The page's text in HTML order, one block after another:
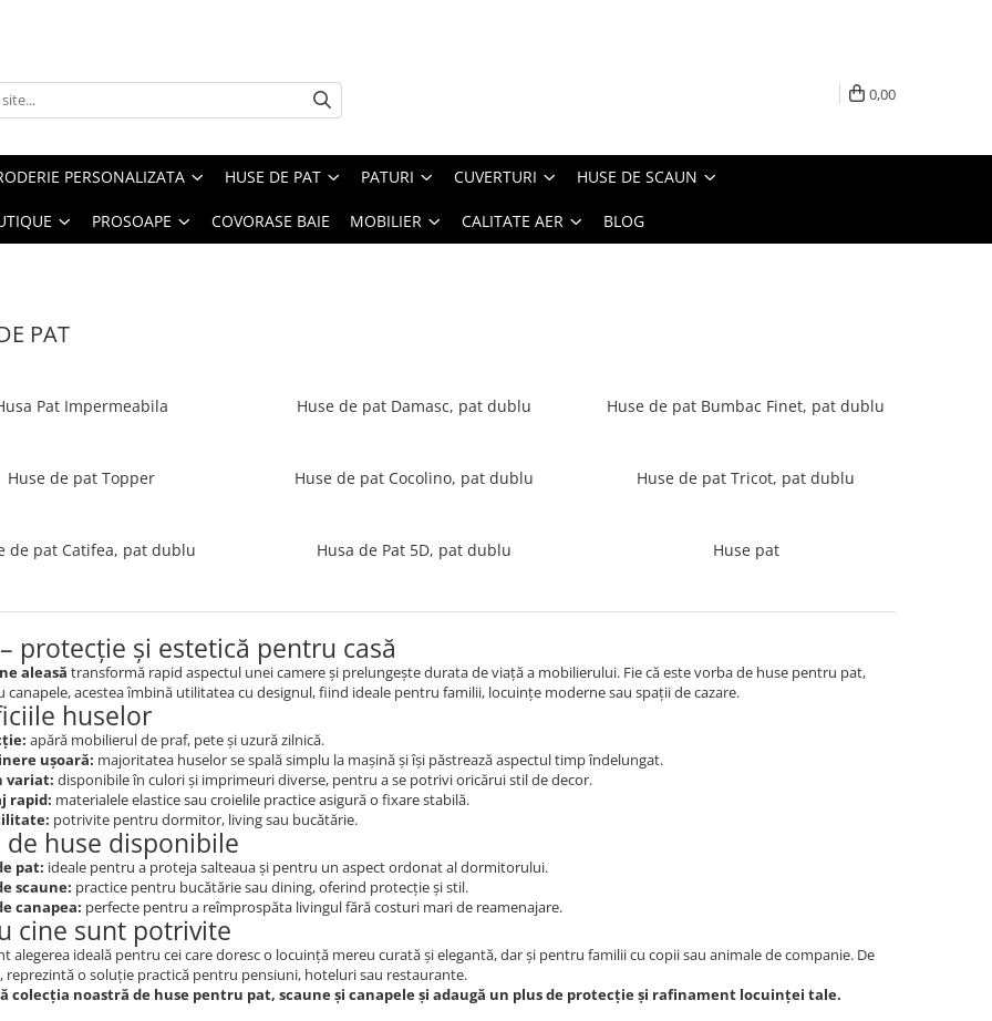
0,00
PERSONALIZATA HUSE DE PAT PATURI CUVERTURI HUSE DE SCAUN
PROSOAPE COVORASE BAIE MOBILIER CALITATE AER BLOG
PAT
Pat Impermeabila Huse de pat Damasc, pat dublu Huse de pat Bumbac Finet, pat dublu
Huse de pat Topper Huse de pat Cocolino, pat dublu Huse de pat Tricot, pat dublu
de pat Catifea, pat dublu Husa de Pat 5D, pat dublu Huse pat
protecție și estetică pentru casă
aleasă transformă rapid aspectul unei camere și prelungește durata de viață a mobilierului. Fie că este vorba de huse pentru pat,
canapele, acestea îmbină utilitatea cu designul, fiind ideale pentru familii, locuințe moderne sau spații de cazare.
huselor
apără mobilierul de praf, pete și uzură zilnică.
ușoară: majoritatea huselor se spală simplu la mașină și își păstrează aspectul timp îndelungat.
variat: disponibile în culori și imprimeuri diverse, pentru a se potrivi oricărui stil de decor.
rapid: materialele elastice sau croielile practice asigură o fixare stabilă.
potrivite pentru dormitor, living sau bucătărie.
huse disponibile
pat: ideale pentru a proteja salteaua și pentru un aspect ordonat al dormitorului.
scaune: practice pentru bucătărie sau dining, oferind protecție și stil.
canapea: perfecte pentru a reîmprospăta livingul fără costuri mari de reamenajare.
cine sunt potrivite
alegerea ideală pentru cei care doresc o locuință mereu curată și elegantă, dar și pentru familii cu copii sau animale de companie. De
reprezintă o soluție practică pentru pensiuni, hoteluri sau restaurante.
colecția noastră de huse pentru pat, scaune și canapele și adaugă un plus de protecție și rafinament locuinței tale.